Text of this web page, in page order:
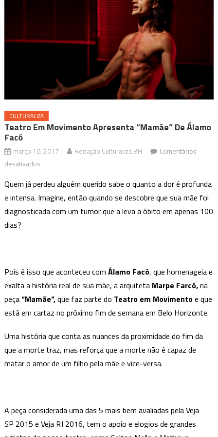
CULTURALIZA
Teatro Em Movimento Apresenta “Mamãe” De Álamo
Facó
março 16, 2017 Redação Culturaliza BH
Comentários
desativadosem
em
Movimento
apresenta
Quem já perdeu alguém querido sabe o quanto a dor é profunda
e intensa. Imagine, então quando se descobre que sua mãe foi
diagnosticada com um tumor que a leva a óbito em apenas 100
dias?
Pois é isso que aconteceu com Álamo Facó, que homenageia e
exalta a história real de sua mãe, a arquiteta Marpe Farcó,na
peça“Mamãe”,que faz parte do Teatro em Movimentoe que
está em cartaz no próximo fim de semana em Belo Horizonte.
Uma história que conta as nuances da proximidade do fim da
que a morte traz, mas reforça que a morte não é capaz de
matar o amor de um filho pela mãe e vice-versa.
A peça considerada uma das 5 mais bem avaliadas pela Veja
SP 2015 e Veja RJ 2016, tem o apoio e elogios de grandes